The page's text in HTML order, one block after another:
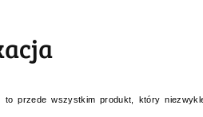
przede wszystkim produkt, który